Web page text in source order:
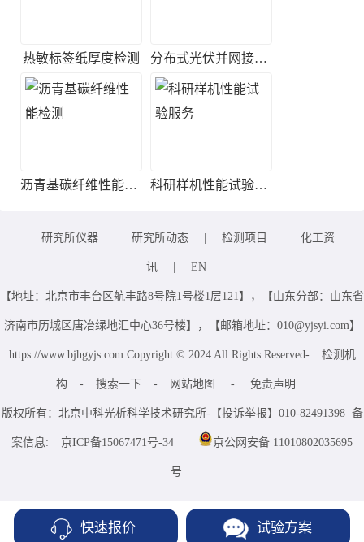
热敏标签纸厚度检测 分布式光伏并网接入测试
沥青基碳纤维性能检测 科研样机性能试验服务
研究所仪器 研究所动态 检测项目 化工资
讯 EN
【地址：北京市丰台区航丰路8号院1号楼1层121】，【山东分部：山东省
济南市历城区唐冶绿地汇中心36号楼】，【邮箱地址：010@yjsyi.com】
https://www.bjhgyjs.com Copyright © 2024 All Rights Reserved- 检测机
构 - 搜索一下 - 网站地图 - 免责声明
版权所有：北京中科光析科学技术研究所-【投诉举报】010-82491398 备
案信息: 京ICP备15067471号-34 京公网安备 11010802035695
号
快速报价 试验方案